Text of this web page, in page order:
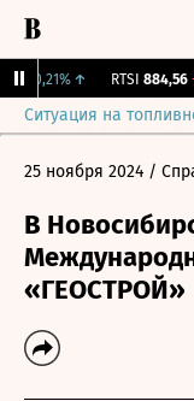
+0,21% ↑ RTSI 884,56 -
Ситуация на
25 ноября 2024 /
В
«ГЕОСТРОЙ»